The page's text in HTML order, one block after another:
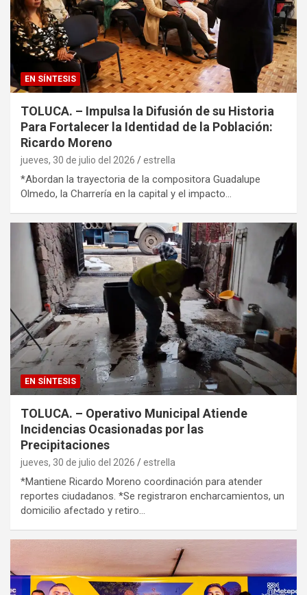
EN SÍNTESIS
TOLUCA. – Impulsa la Difusión de su Historia
Para Fortalecer la Identidad de la Población:
Ricardo Moreno
jueves, 30 de julio del 2026 estrella
*Abordan la trayectoria de la compositora Guadalupe
Olmedo, la Charrería en la capital y el impacto…
EN SÍNTESIS
TOLUCA. – Operativo Municipal Atiende
Incidencias Ocasionadas por las
Precipitaciones
jueves, 30 de julio del 2026 estrella
*Mantiene Ricardo Moreno coordinación para atender
reportes ciudadanos. *Se registraron encharcamientos, un
domicilio afectado y retiro…